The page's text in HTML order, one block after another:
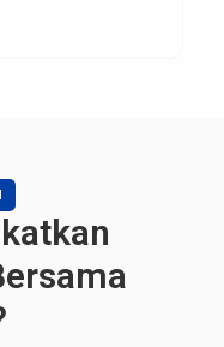
dengan visi Ibu
konsep